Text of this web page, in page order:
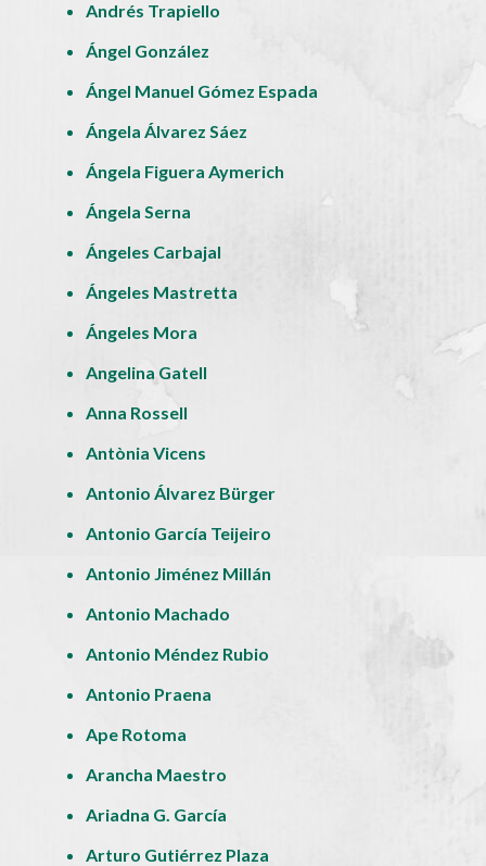
Andrés Trapiello
Ángel González
Ángel Manuel Gómez Espada
Ángela Álvarez Sáez
Ángela Figuera Aymerich
Ángela Serna
Ángeles Carbajal
Ángeles Mastretta
Ángeles Mora
Angelina Gatell
Anna Rossell
Antònia Vicens
Antonio Álvarez Bürger
Antonio García Teijeiro
Antonio Jiménez Millán
Antonio Machado
Antonio Méndez Rubio
Antonio Praena
Ape Rotoma
Arancha Maestro
Ariadna G. García
Arturo Gutiérrez Plaza